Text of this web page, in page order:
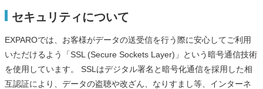
セキュリティについて
EXPAROでは、お客様がデータの送受信を行う際に安心してご利用
いただけるよう「SSL (Secure Sockets Layer)」という暗号通信技術
を使用しています。 SSLはデジタル署名と暗号化通信を採用した相
互認証により、データの盗聴や改ざん、なりすまし等、インターネ